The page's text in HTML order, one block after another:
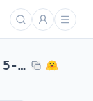
NeuralHermes-2.5-Mistral-7B